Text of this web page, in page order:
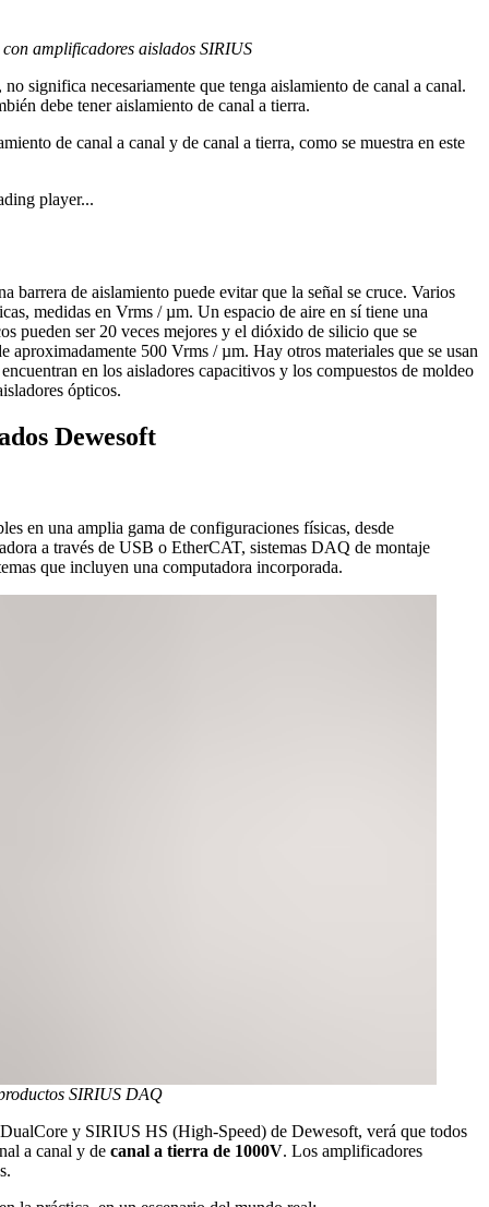
amplificadores aislados SIRIUS
significa necesariamente que tenga aislamiento de canal a canal.
debe tener aislamiento de canal a tierra.
de canal a canal y de canal a tierra, como se muestra en este
player...
de aislamiento puede evitar que la señal se cruce. Varios
medidas en Vrms / µm. Un espacio de aire en sí tiene una
pueden ser 20 veces mejores y el dióxido de silicio que se
aproximadamente 500 Vrms / µm. Hay otros materiales que se usan
en los aisladores capacitivos y los compuestos de moldeo
ópticos.
Dewesoft
en una amplia gama de configuraciones físicas, desde
a través de USB o EtherCAT, sistemas DAQ de montaje
que incluyen una computadora incorporada.
SIRIUS DAQ
y SIRIUS HS (High-Speed) de Dewesoft, verá que todos
a canal y de canal a tierra de 1000V. Los amplificadores